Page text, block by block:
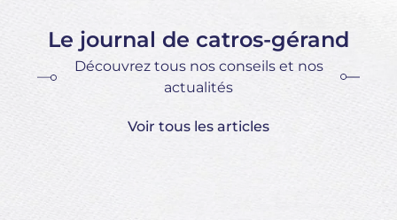
Le journal de catros-gérand
Découvrez tous nos conseils et nos
actualités
Voir tous les articles